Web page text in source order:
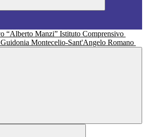
Istituto Comprensivo
Guidonia Montecelio-Sant'Angelo Romano